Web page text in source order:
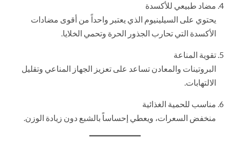
مضاد طبيعي للأكسدة
يحتوي على السيلينيوم الذي يعتبر واحداً من أقوى مضادات
الأكسدة التي تحارب الجذور الحرة وتحمي الخلايا.
تقوية المناعة
البروتينات والمعادن تساعد على تعزيز الجهاز المناعي وتقليل
الالتهابات.
مناسب للحمية الغذائية
منخفض السعرات، ويعطي إحساساً بالشبع دون زيادة الوزن.